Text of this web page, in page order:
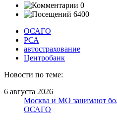
0
6400
ОСАГО
РСА
автострахование
Центробанк
Новости по теме:
6 августа 2026
Москва и МО занимают
ОСАГО